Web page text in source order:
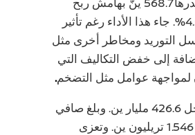
تشغيلي قدره 4.5%. جاء هذا الأداء رغم تأثير
التوريد ومخاطر أخرى مثل
إلى خفض التكاليف التي
لمواجهة عوامل مثل التضخم.
وبلغ صافي الدخل 426.6 مليار ين. وبلغ صافي
النقد للسيارات 1.546 تريليون ين. وتعزى